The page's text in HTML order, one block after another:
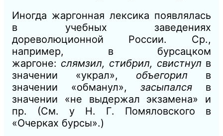
Иногда жаргонная лексика появлялась
в учебных заведениях
дореволюционной России. Ср.,
например, в бурсацком
жаргоне: слямзил, стибрил, свистнул в
значении «украл», объегорил в
значении «обманул», засыпался в
значении «не выдержал экзамена» и
пр. (См. у Н. Г. Помяловского в
«Очерках бурсы».)